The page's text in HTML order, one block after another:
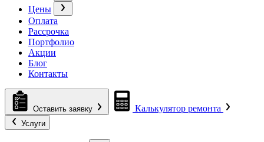
Цены
Оплата
Рассрочка
Портфолио
Акции
Блог
Контакты
Оставить заявку Калькулятор ремонта
Услуги